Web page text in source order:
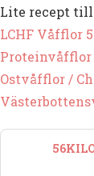
Lite recept till
LCHF Våfflor
Proteinvåfflor
Ostvåfflor /